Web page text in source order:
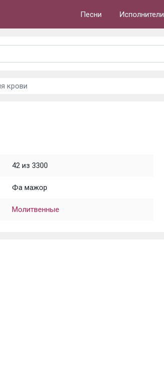
Песни Исполнители
крови
42 из 3300
Фа мажор
Молитвенные